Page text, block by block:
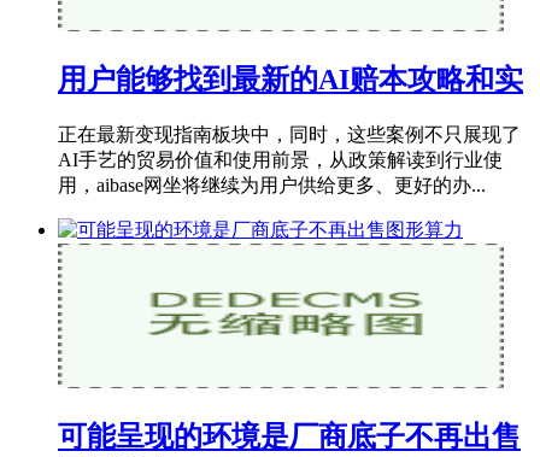
用户能够找到最新的AI赔本攻略和实
正在最新变现指南板块中，同时，这些案例不只展现了
AI手艺的贸易价值和使用前景，从政策解读到行业使
用，aibase网坐将继续为用户供给更多、更好的办...
可能呈现的环境是厂商底子不再出售